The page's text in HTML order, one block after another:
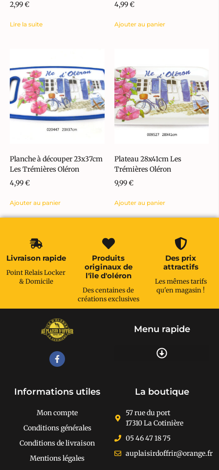
2,99€
Lire la suite
4,99€
Ajouter au panier
Planche à découper 23x37cm
Les Trémières Oléron
4,99€
Ajouter au panier
Plateau 28x41cm Les
Trémières Oléron
9,99€
Ajouter au panier
Livraison rapide
Point Relais Locker
& Domicile
Produits
originaux de
l'île d'oléron
Des centaines de
créations exclusives
Des prix
attractifs
Les mêmes tarifs
qu'en magasin !
Menu rapide
Informations utiles
Mon compte
Conditions générales
Conditions de livraison
Mentions légales
La boutique
57 rue du port
17310 La Cotinière
05 46 47 18 75
auplaisirdoffrir@orange.fr